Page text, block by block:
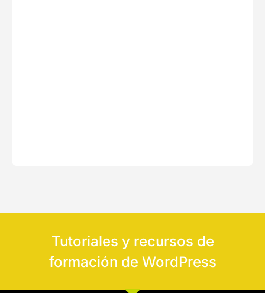
Tutoriales y recursos de
formación de WordPress